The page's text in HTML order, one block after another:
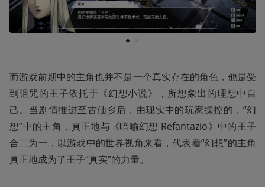
1
而游戏前期中的主角也并不是一个真实存在的角色，他是受
到诅咒的王子依托于《幻想小说》，所想象出的理想中自
己。当剧情推进至古仙乡后，由现实中的玩家操控的，“幻
想”中的主角，真正地与《暗喻幻想 Refantazio》中的王子
合二为一，以游戏中的世界视角来看，代表着“幻想”的主角
真正地成为了王子“真实”的力量。